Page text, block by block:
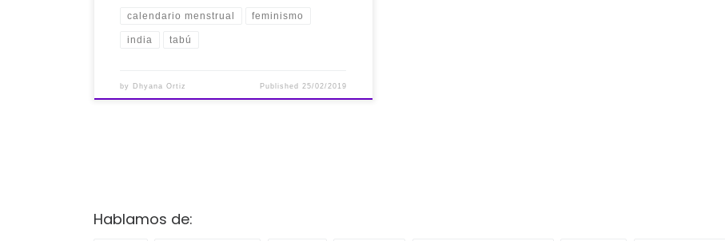
calendario menstrual feminismo
india tabú
by Dhyana Ortiz Published 25/02/2019
Hablamos de: